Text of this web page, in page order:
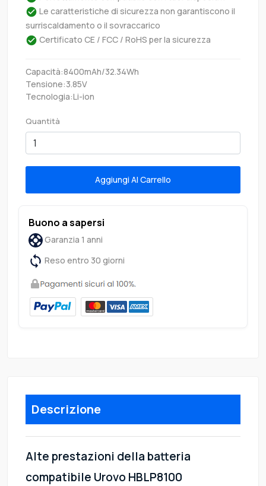
Le caratteristiche di sicurezza non garantiscono il
surriscaldamento o il sovraccarico
Certificato CE / FCC / RoHS per la sicurezza
Capacità:8400mAh/32.34Wh
Tensione:3.85V
Tecnologia:Li-ion
Quantità
Aggiungi Al Carrello
Buono a sapersi
Garanzia 1 anni
Reso entro 30 giorni
Descrizione
Alte prestazioni della batteria
compatibile Urovo HBLP8100